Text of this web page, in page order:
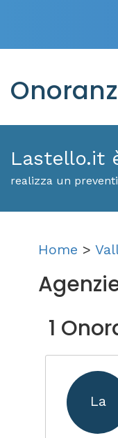
Lastello.it
realizza un
Home >
1
La